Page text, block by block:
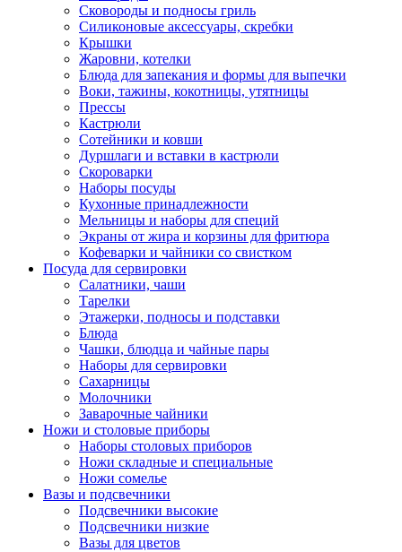
Сковороды и подносы гриль
Силиконовые аксессуары, скребки
Крышки
Жаровни, котелки
Блюда для запекания и формы для выпечки
Воки, тажины, кокотницы, утятницы
Прессы
Кастрюли
Сотейники и ковши
Дуршлаги и вставки в кастрюли
Скороварки
Наборы посуды
Кухонные принадлежности
Мельницы и наборы для специй
Экраны от жира и корзины для фритюра
Кофеварки и чайники со свистком
Посуда для сервировки
Салатники, чаши
Тарелки
Этажерки, подносы и подставки
Блюда
Чашки, блюдца и чайные пары
Наборы для сервировки
Сахарницы
Молочники
Заварочные чайники
Ножи и столовые приборы
Наборы столовых приборов
Ножи складные и специальные
Ножи сомелье
Вазы и подсвечники
Подсвечники высокие
Подсвечники низкие
Вазы для цветов